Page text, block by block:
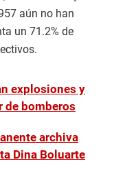
aún no han
un 71.2% de
explosiones y
de bomberos
archiva
Dina Boluarte